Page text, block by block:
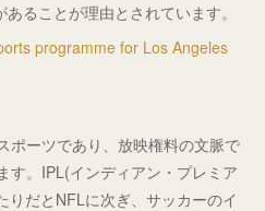
ることが理由とされています。
programme for Los Angeles
ポーツであり、放映権料の文脈で
す。IPL(インディアン・プレミア
りだとNFLに次ぎ、サッカーのイ